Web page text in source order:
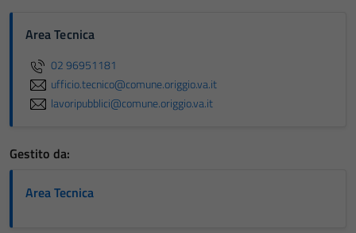
Area Tecnica
02 96951181
ufficio.tecnico@comune.origgio.va.it
lavoripubblici@comune.origgio.va.it
Gestito da:
Area Tecnica
sono necessari
per il